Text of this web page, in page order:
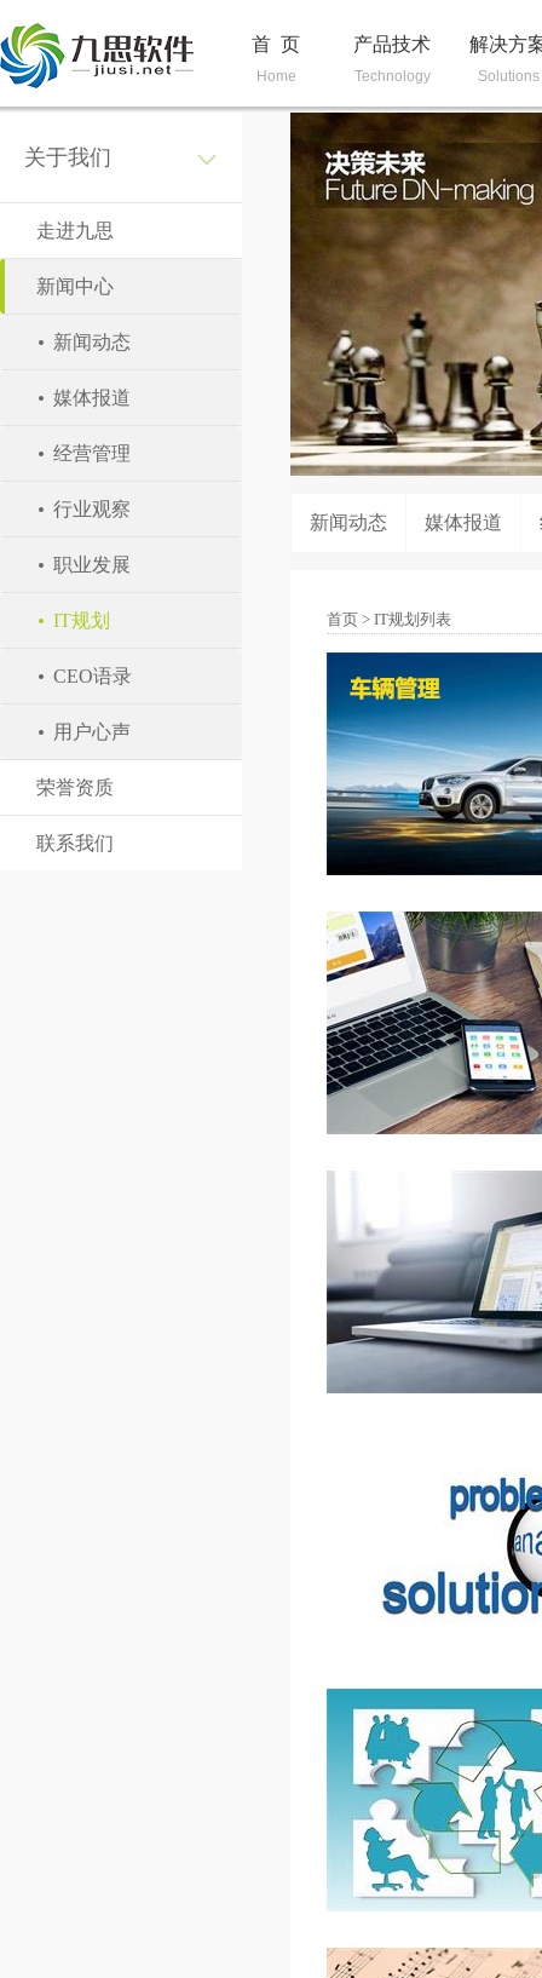
首 页
Home
产品技术
Technology
解决方
Solutions
关于我们
走进九思
新闻中心
新闻动态
媒体报道
经营管理
行业观察
职业发展
IT规划
CEO语录
用户心声
荣誉资质
联系我们
新闻动态 媒体报道
首页 > IT规划列表